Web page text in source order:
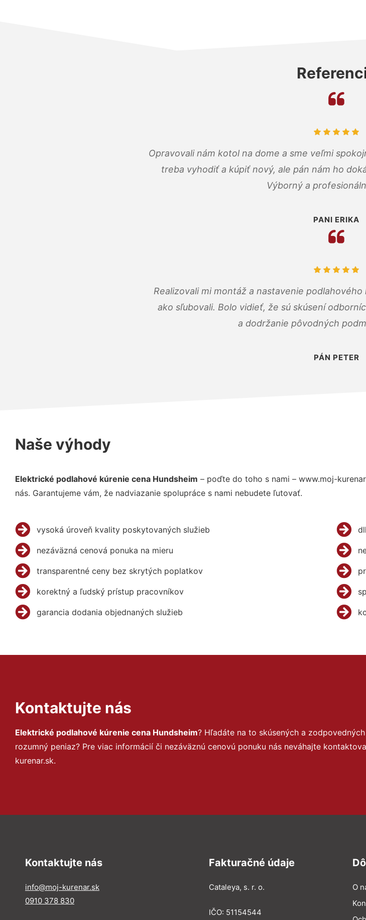
Opravovali nám kotol na dome a sme veľmi
treba vyhodiť a kúpiť nový, ale pán nám ho
Výborný a
PANI ERIKA
Realizovali mi montáž a nastavenie
ako sľubovali. Bolo vidieť, že sú skúsení
a dodržanie pôvodných
PÁN PETER
Naše výhody
Elektrické podlahové kúrenie cena Hundsheim – poďte do toho s nami – www.moj-
nás. Garantujeme vám, že nadviazanie spolupráce s nami nebudete ľutovať.
vysoká úroveň kvality poskytovaných služieb
nezáväzná cenová ponuka na mieru
transparentné ceny bez skrytých poplatkov
korektný a ľudský prístup pracovníkov
garancia dodania objednaných služieb
Kontaktujte nás
Elektrické podlahové kúrenie cena Hundsheim? Hľadáte na to skúsených a
rozumný peniaz? Pre viac informácií či nezáväznú cenovú ponuku nás neváhajte
kurenar.sk.
Kontaktujte nás
info@moj-kurenar.sk
0910 378 830
Fakturačné údaje
Cataleya, s. r. o.
IČO: 51154544
O